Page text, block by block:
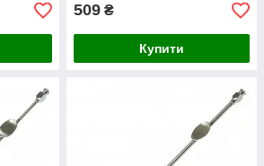
509 ₴
Купити